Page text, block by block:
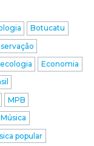
Botucatu
ecologia
Economia
MPB
Música
popular